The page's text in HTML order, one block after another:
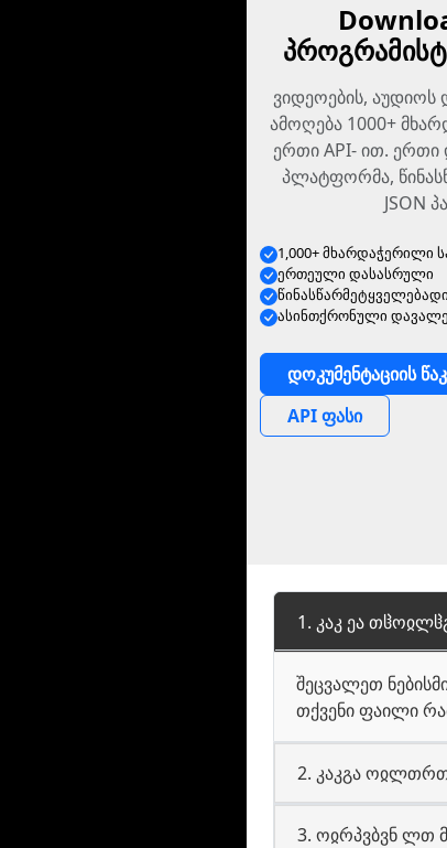
ვიდეოების, აუდიოს
ამოღება 1000+
ერთი API- ით.
პლატფორმა,
JSON
1,000+ მხარდაჭერილი
ერთეული დასასრული
წინასწარმეტყველებადი
ასინთქრონული
დოკუმენტაციის
API ფასი
1. კაკ ეა
შეცვალეთ
თქვენი ფაილი
2. კაკგა
3. ოჲრპვბვნ ლთ